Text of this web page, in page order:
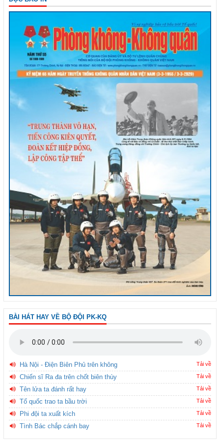
BÀI HÁT HAY VỀ BỘ ĐỘI PK-KQ
Hà Nội - Điện Biên Phủ trên không Tải về
Chiến sĩ Ra đa trên chốt biên thùy Tải về
Tên lửa ta đánh rất hay Tải về
Tổ quốc trao ta bầu trời Tải về
Phi đội ta xuất kích Tải về
Tình Bác chắp cánh bay Tải về